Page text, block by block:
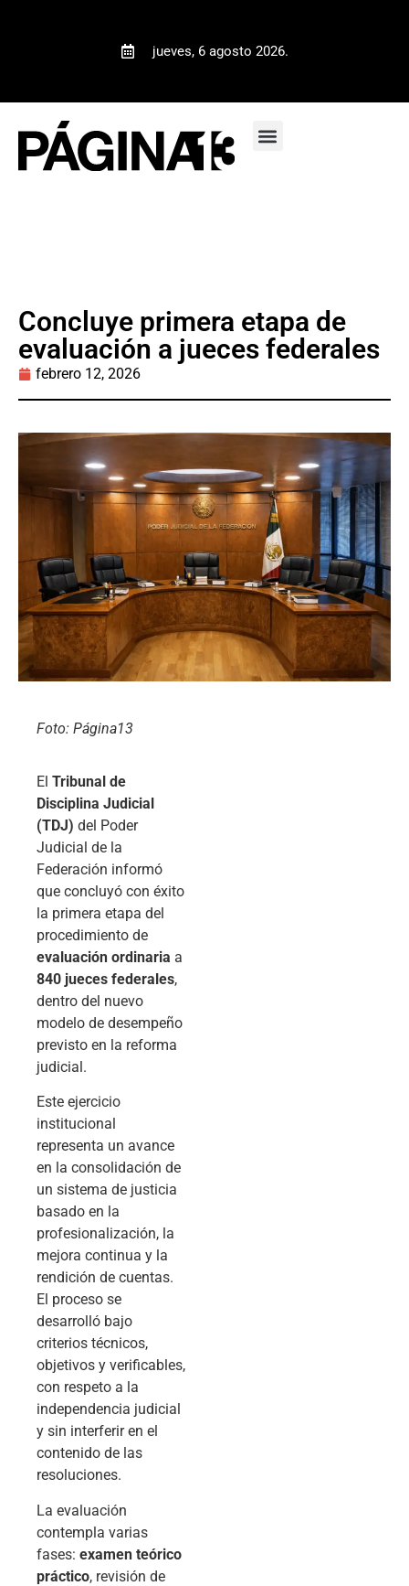
jueves, 6 agosto 2026.
Concluye primera etapa de
evaluación a jueces federales
febrero 12, 2026
Foto: Página13
El Tribunal de
Disciplina Judicial
(TDJ) del Poder
Judicial de la
Federación informó
que concluyó con éxito
la primera etapa del
procedimiento de
evaluación ordinaria a
840 jueces federales,
dentro del nuevo
modelo de desempeño
previsto en la reforma
judicial.
Este ejercicio
institucional
representa un avance
en la consolidación de
un sistema de justicia
basado en la
profesionalización, la
mejora continua y la
rendición de cuentas.
El proceso se
desarrolló bajo
criterios técnicos,
objetivos y verificables,
con respeto a la
independencia judicial
y sin interferir en el
contenido de las
resoluciones.
La evaluación
contempla varias
fases: examen teórico
práctico, revisión de